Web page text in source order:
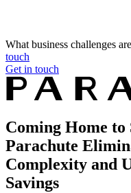
What business challenges
touch
Get in touch
Coming Home
Parachute
Complexity and
Savings